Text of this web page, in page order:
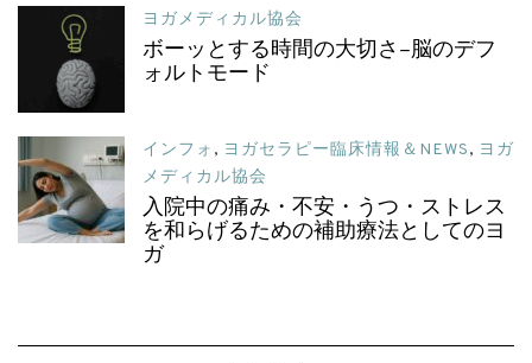
ヨガメディカル協会
ボーッとする時間の大切さ–脳のデフ
ォルトモード
インフォ , ヨガセラピー臨床情報＆NEWS, ヨガ
メディカル協会
入院中の痛み・不安・うつ・ストレス
を和らげるための補助療法としてのヨ
ガ